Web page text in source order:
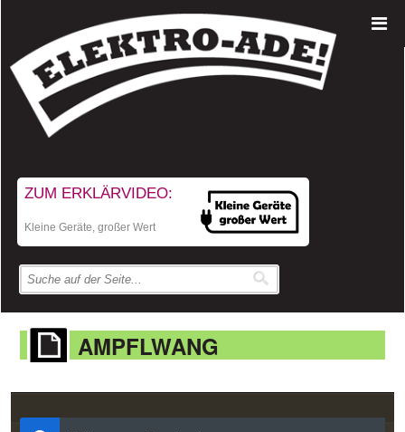
ZUM ERKLÄRVIDEO:
Kleine Geräte, großer Wert
AMPFLWANG